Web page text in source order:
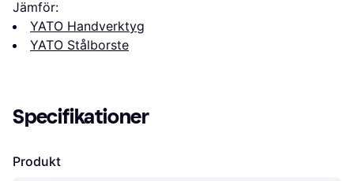
Jämför:
YATO Handverktyg
YATO Stålborste
Specifikationer
Produkt